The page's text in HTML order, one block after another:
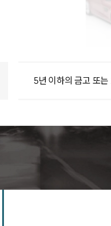
5년 이하의 금고 또